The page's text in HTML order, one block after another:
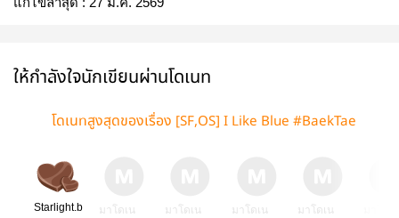
ให้กำลังใจนักเขียนผ่านโดเนท
โดเนทสูงสุดของเรื่อง [SF,OS] I Like Blue #BaekTae
Starlight.b
มาโดเน
มาโดเน
มาโดเน
มาโดเน